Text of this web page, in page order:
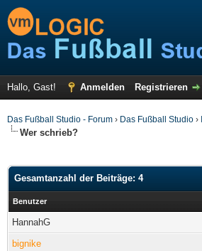
Hallo, Gast! Anmelden Registrieren
Das Fußball Studio - Forum › Das Fußball Studio ›
Wer schrieb?
Gesamtanzahl der Beiträge: 4
Benutzer
HannahG
bignike